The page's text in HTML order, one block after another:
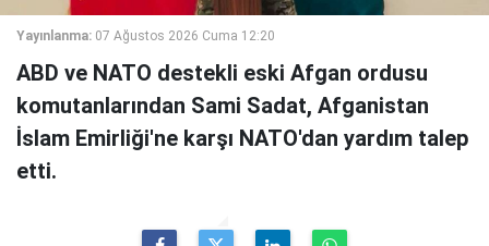
Yayınlanma: 07 Ağustos 2026 Cuma 12:20
ABD ve NATO destekli eski Afgan ordusu
komutanlarından Sami Sadat, Afganistan
İslam Emirliği'ne karşı NATO'dan yardım talep
etti.